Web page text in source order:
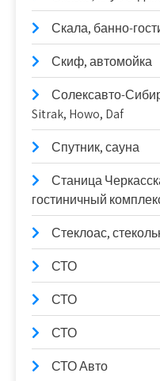
Скала, банно-
Скиф, автомойка
Солексавто-
Sitrak, Howo, Daf
Спутник, сауна
Станица
гостиничный
Стеклоас,
СТО
СТО
СТО
СТО Авто